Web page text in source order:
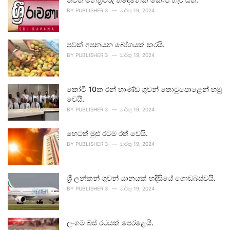
BY PUBLISHER 3 මාර්තු 19, 2024
පුවක් අපනයන බෝගයක් කරයි.
BY PUBLISHER 3 මාර්තු 19, 2024
කෝටි 10ක රන් භාණ්ඩ ගුවන් තොටුපොළෙන් හමු
වෙයි.
BY PUBLISHER 3 මාර්තු 19, 2024
හෙටත් මුළු රටම රත් වෙයි.
BY PUBLISHER 3 මාර්තු 19, 2024
ශ්‍රී ලන්කන් ගුවන් යානයක් හදිසියේ ගොඩබස්වයි.
BY PUBLISHER 3 මාර්තු 19, 2024
ලංගම බස් රථයක් පෙරළෙයි.